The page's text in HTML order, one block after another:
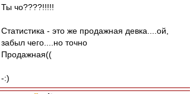
Ты чо????!!!!!
Статистика - это же продажная девка....ой,
забыл чего....но точно
Продажная((
-:)